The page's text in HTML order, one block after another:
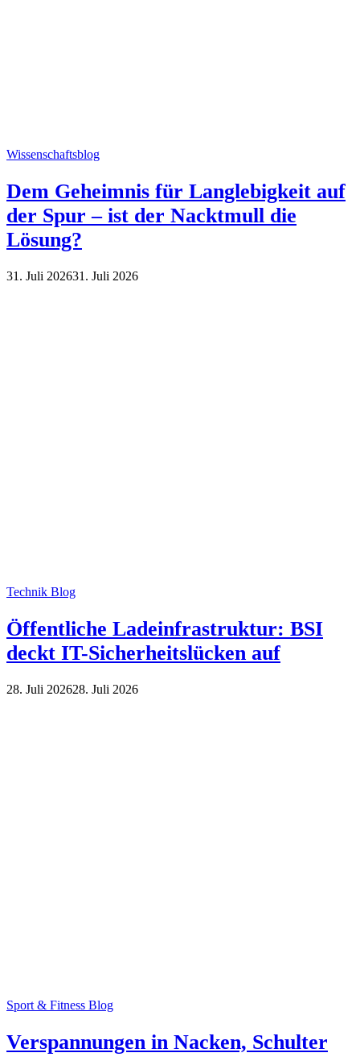
Wissenschaftsblog
Dem Geheimnis für Langlebigkeit auf
der Spur – ist der Nacktmull die
Lösung?
31. Juli 202631. Juli 2026
Technik Blog
Öffentliche Ladeinfrastruktur: BSI
deckt IT-Sicherheitslücken auf
28. Juli 202628. Juli 2026
Sport & Fitness Blog
Verspannungen in Nacken, Schulter